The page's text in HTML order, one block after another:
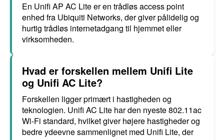
En Unifi AP AC Lite er en trådløs access point
enhed fra Ubiquiti Networks, der giver pålidelig og
hurtig trådløs internetadgang til hjemmet eller
virksomheden.
Hvad er forskellen mellem Unifi Lite
og Unifi AC Lite?
Forskellen ligger primært i hastigheden og
teknologien. Unifi AC Lite har den nyeste 802.11ac
Wi-Fi standard, hvilket giver højere hastigheder og
bedre ydeevne sammenlignet med Unifi Lite, der